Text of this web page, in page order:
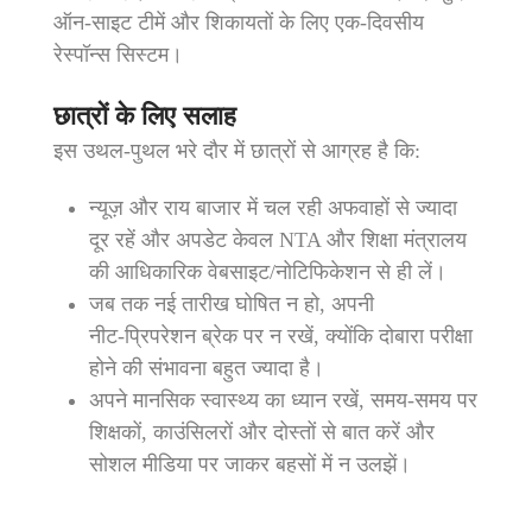
ऑन‑साइट टीमें और शिकायतों के लिए एक‑दिवसीय
रेस्पॉन्स सिस्टम।
छात्रों के लिए सलाह
इस उथल‑पुथल भरे दौर में छात्रों से आग्रह है कि:
न्‍यूज़ और राय बाजार में चल रही अफवाहों से ज्यादा
दूर रहें और अपडेट केवल NTA और शिक्षा मंत्रालय
की आधिकारिक वेबसाइट/नोटिफिकेशन से ही लें।
जब तक नई तारीख घोषित न हो, अपनी
नीट‑प्रिपरेशन ब्रेक पर न रखें, क्योंकि दोबारा परीक्षा
होने की संभावना बहुत ज्यादा है।
अपने मानसिक स्वास्थ्य का ध्यान रखें, समय‑समय पर
शिक्षकों, काउंसिलरों और दोस्तों से बात करें और
सोशल मीडिया पर जाकर बहसों में न उलझें।